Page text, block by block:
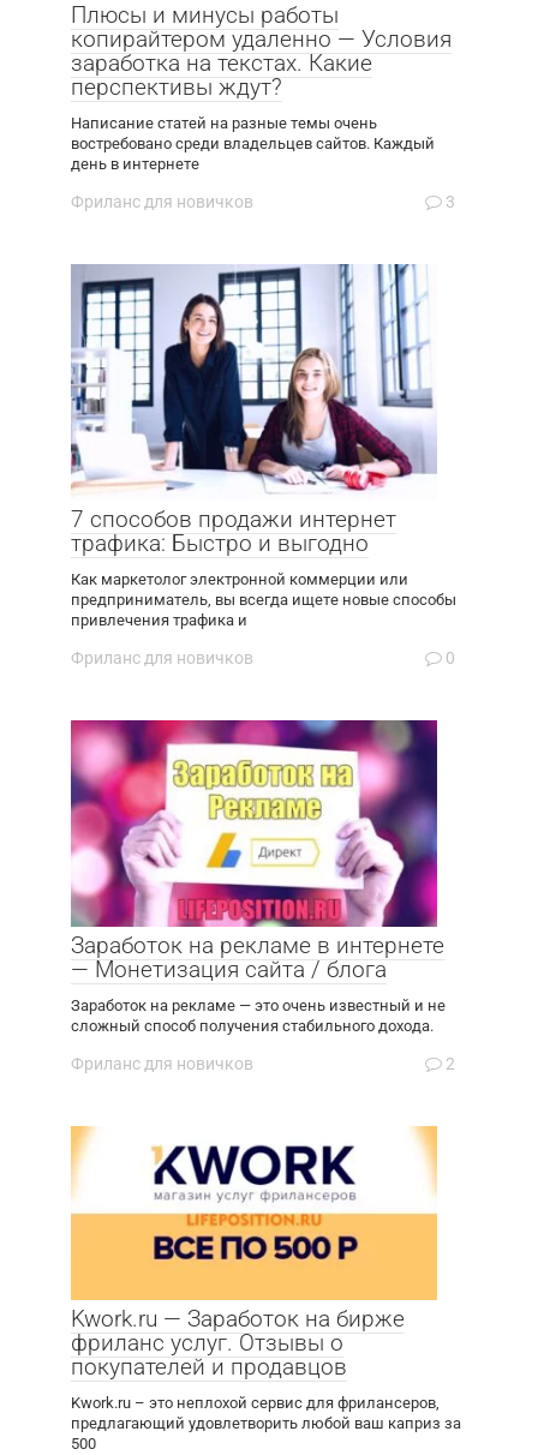
Плюсы и минусы работы
копирайтером удаленно — Условия
заработка на текстах. Какие
перспективы ждут?
Написание статей на разные темы очень
востребовано среди владельцев сайтов. Каждый
день в интернете
Фриланс для новичков 3
7 способов продажи интернет
трафика: Быстро и выгодно
Как маркетолог электронной коммерции или
предприниматель, вы всегда ищете новые способы
привлечения трафика и
Фриланс для новичков 0
Заработок на рекламе в интернете
— Монетизация сайта / блога
Заработок на рекламе — это очень известный и не
сложный способ получения стабильного дохода.
Фриланс для новичков 2
Kwork.ru — Заработок на бирже
фриланс услуг. Отзывы о
покупателей и продавцов
Kwork.ru – это неплохой сервис для фрилансеров,
предлагающий удовлетворить любой ваш каприз за
500